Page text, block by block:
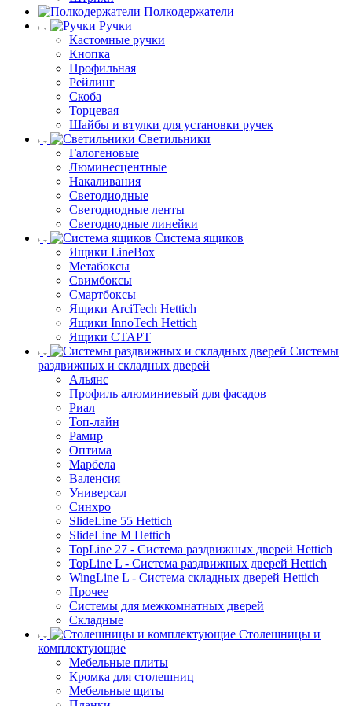
Полкодержатели
Ручки
Кастомные ручки
Кнопка
Профильная
Рейлинг
Скоба
Торцевая
Шайбы и втулки для установки ручек
Светильники
Галогеновые
Люминесцентные
Накаливания
Светодиодные
Светодиодные ленты
Светодиодные линейки
Система ящиков
Ящики LineBox
Метабоксы
Свимбоксы
Смартбоксы
Ящики ArciTech Hettich
Ящики InnoTech Hettich
Ящики СТАРТ
Системы
раздвижных и складных дверей
Альянс
Профиль алюминиевый для фасадов
Риал
Топ-лайн
Рамир
Оптима
Марбела
Валенсия
Универсал
Синхро
SlideLine 55 Hettich
SlideLine M Hettich
TopLine 27 - Система раздвижных дверей Hettich
TopLine L - Система раздвижных дверей Hettich
WingLine L - Система складных дверей Hettich
Прочее
Системы для межкомнатных дверей
Складные
Столешницы и
комплектующие
Мебельные плиты
Кромка для столешниц
Мебельные щиты